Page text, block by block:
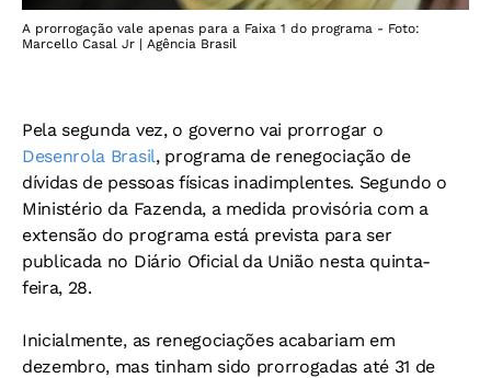
A prorrogação vale apenas para a Faixa 1 do programa - Foto:
Marcello Casal Jr | Agência Brasil
Pela segunda vez, o governo vai prorrogar o
Desenrola Brasil, programa de renegociação de
dívidas de pessoas físicas inadimplentes. Segundo o
Ministério da Fazenda, a medida provisória com a
extensão do programa está prevista para ser
publicada no Diário Oficial da União nesta quinta-
feira, 28.
Inicialmente, as renegociações acabariam em
dezembro, mas tinham sido prorrogadas até 31 de